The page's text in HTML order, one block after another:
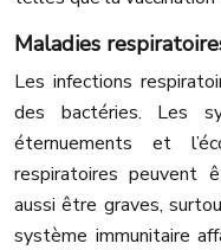
Maladies
Les infections
des bactéries. Les
éternuements et
respiratoires peuvent
aussi être graves,
système immunitaire